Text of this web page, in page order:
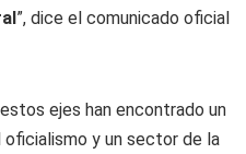
”, dice el comunicado oficial
ejes han encontrado un
y un sector de la